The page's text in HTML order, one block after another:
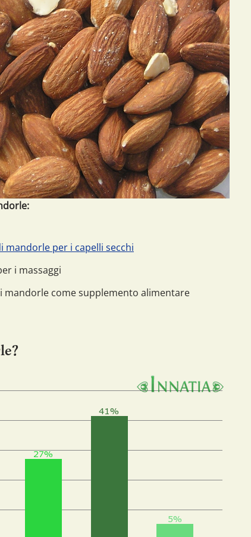
mandorle per i capelli secchi
i massaggi
mandorle come supplemento alimentare